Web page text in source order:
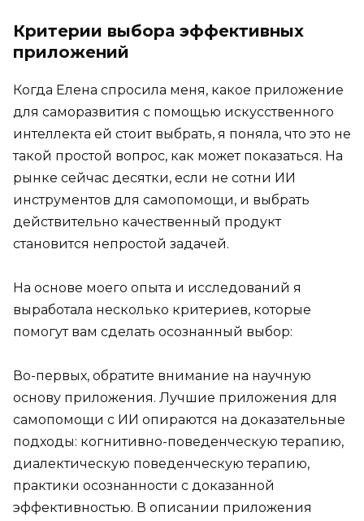
Критерии выбора эффективных
приложений
Когда Елена спросила меня, какое приложение
для саморазвития с помощью искусственного
интеллекта ей стоит выбрать, я поняла, что это не
такой простой вопрос, как может показаться. На
рынке сейчас десятки, если не сотни ИИ
инструментов для самопомощи, и выбрать
действительно качественный продукт
становится непростой задачей.
На основе моего опыта и исследований я
выработала несколько критериев, которые
помогут вам сделать осознанный выбор:
Во-первых, обратите внимание на научную
основу приложения. Лучшие приложения для
самопомощи с ИИ опираются на доказательные
подходы: когнитивно-поведенческую терапию,
диалектическую поведенческую терапию,
практики осознанности с доказанной
эффективностью. В описании приложения